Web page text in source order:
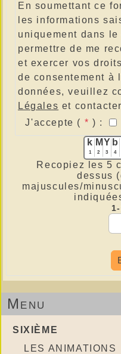
Menu
SIXIÈME
LES ANIMATIONS
En soumettant ce
les informations
uniquement dans
permettre de me
et exercer vos
de consentement à
données, veuillez
Légales et
J'accepte ( * ) :
k
1
M
2
Y
3
b
4
Recopiez les 5
dessus
majuscules/minuscules) selon les